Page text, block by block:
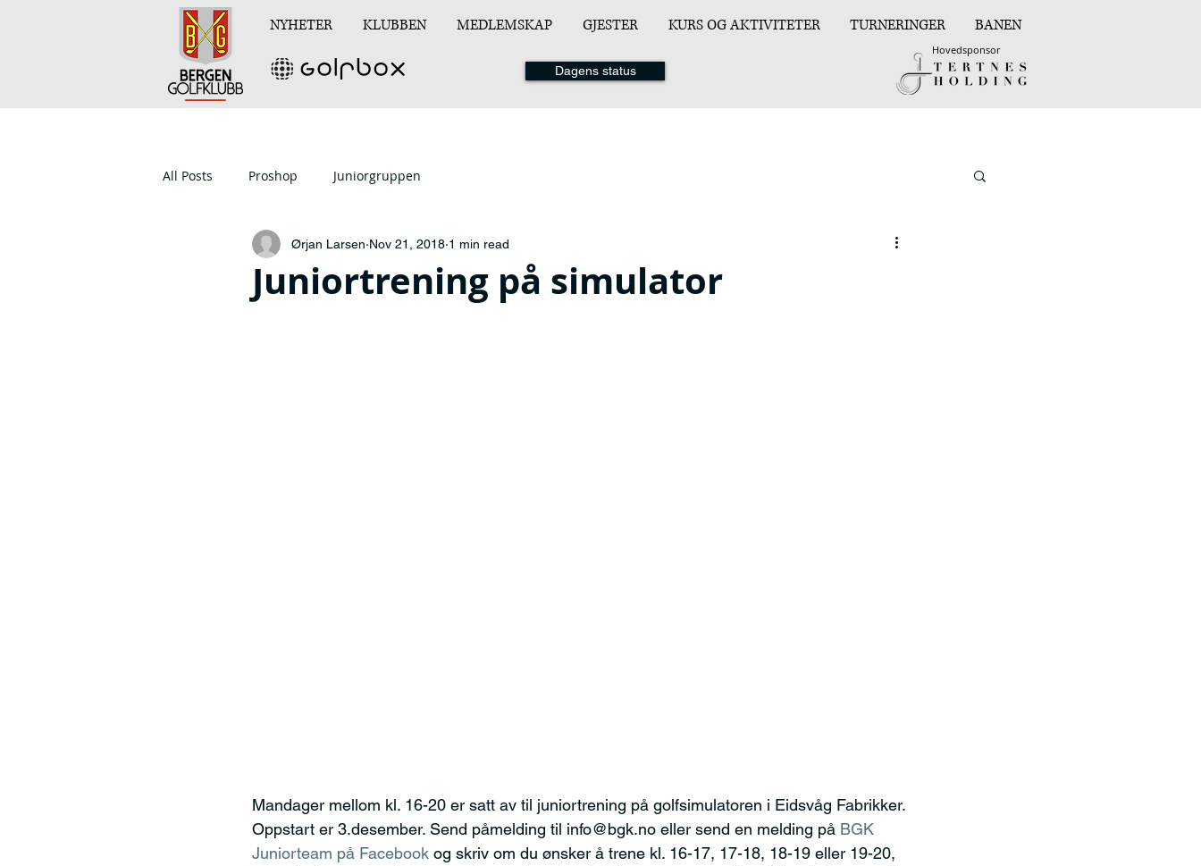
NYHETER KLUBBEN MEDLEMSKAP GJESTER KURS OG AKTIVITETER TURNERINGER BANEN
Dagens status
Hovedsponsor
All Posts Proshop Juniorgruppen
Juniortrening på simulator
Ørjan Larsen Nov 21, 2018 1 min read
Mandager mellom kl. 16-20 er satt av til juniortrening på golfsimulatoren i Eidsvåg Fabrikker.
Oppstart er 3.desember. Send påmelding til info@bgk.no eller send en melding på BGK
Juniorteam på Facebook og skriv om du ønsker å trene kl. 16-17, 17-18, 18-19 eller 19-20,